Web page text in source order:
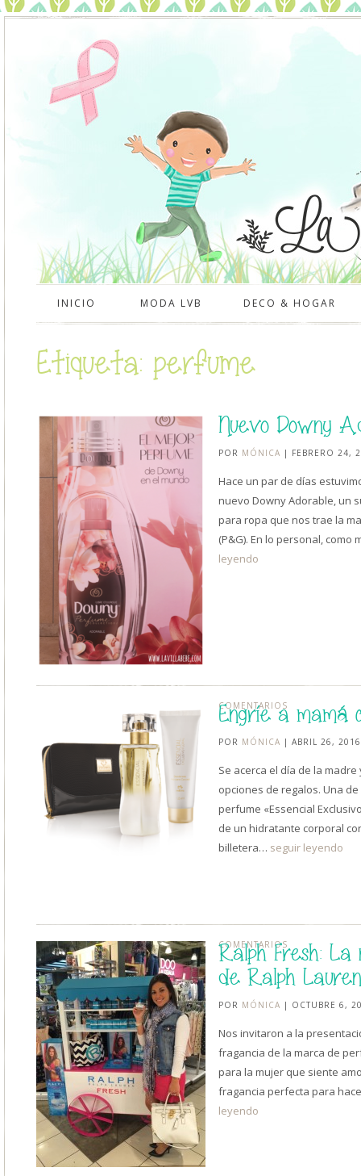
INICIO MODA LVB DECO & HOGAR
Etiqueta: perfume
Nuevo Downy
POR MÓNICA | FEBRERO 24,
Hace un par de días
nuevo Downy Adorable, un
para ropa que nos trae la
(P&G). En lo personal,
leyendo
COMENTARIOS
Engríe a mamá
POR MÓNICA | ABRIL 26, 2016
Se acerca el día de la
opciones de regalos. Una
perfume «Essencial
de un hidratante corporal
billetera… seguir leyendo
COMENTARIOS
Ralph Fresh:
de Ralph Lauren
POR MÓNICA | OCTUBRE 6,
Nos invitaron a la
fragancia de la marca de
para la mujer que siente
fragancia perfecta para
leyendo